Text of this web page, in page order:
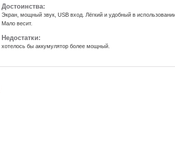
Достоинства:
Экран, мощный звук, USB вход. Лёгкий и удобный в
Мало весит.
Недостатки:
хотелось бы аккумулятор более мощный.